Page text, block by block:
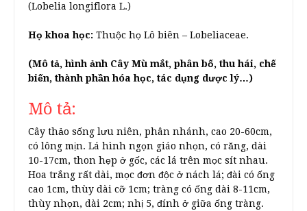
(Lobelia longiflora L.)
Họ khoa học: Thuộc họ Lô biên – Lobeliaceae.
(Mô tả, hình ảnh Cây Mù mắt, phân bố, thu hái, chế
biến, thành phần hóa học, tác dụng dược lý…)
Mô tả:
Cây thảo sống lưu niên, phân nhánh, cao 20-60cm,
có lông mịn. Lá hình ngọn giáo nhọn, có răng, dài
10-17cm, thon hẹp ở gốc, các lá trên mọc sít nhau.
Hoa trắng rất dài, mọc đơn độc ở nách lá; đài có ống
cao 1cm, thùy dài cỡ 1cm; tràng có ống dài 8-11cm,
thùy nhọn, dài 2cm; nhị 5, đính ở giữa ống tràng.